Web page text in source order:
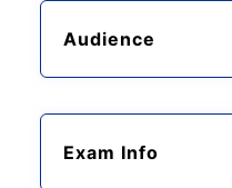
Audience
Exam Info